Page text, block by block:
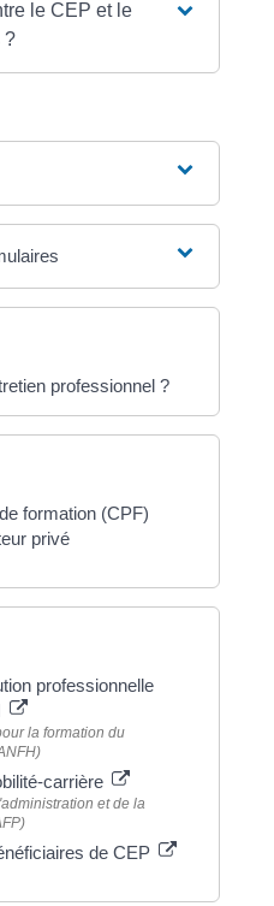
le CEP et le
?
professionnel ?
formation (CPF)
privé
professionnelle
la formation du
carrière
et de la
de CEP